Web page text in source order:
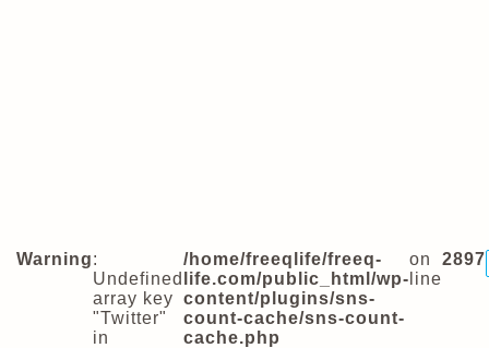
Warning:
Undefined
array key
"Twitter"
in
/home/freeqlife/freeq-
life.com/public_html/wp-
content/plugins/sns-
count-cache/sns-count-
cache.php
on
line
2897